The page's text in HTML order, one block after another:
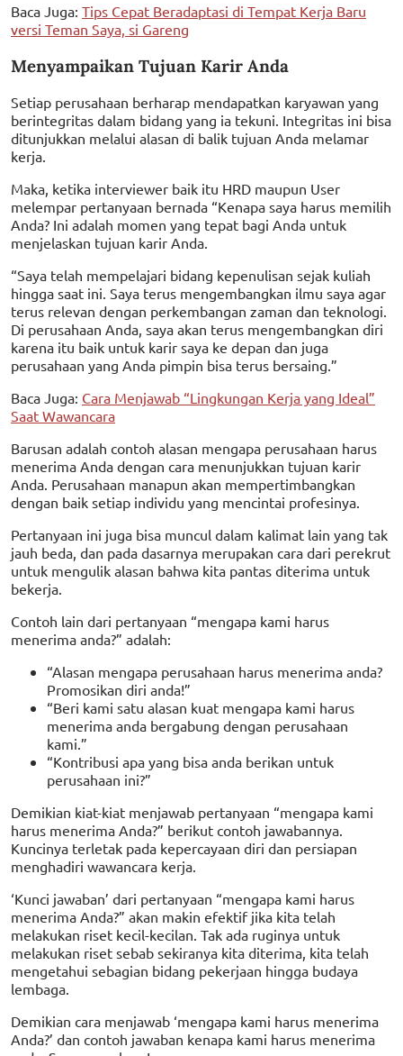
Baca Juga: Tips Cepat Beradaptasi di Tempat Kerja Baru
versi Teman Saya, si Gareng
Menyampaikan Tujuan Karir Anda
Setiap perusahaan berharap mendapatkan karyawan yang
berintegritas dalam bidang yang ia tekuni. Integritas ini bisa
ditunjukkan melalui alasan di balik tujuan Anda melamar
kerja.
Maka, ketika interviewer baik itu HRD maupun User
melempar pertanyaan bernada “Kenapa saya harus memilih
Anda? Ini adalah momen yang tepat bagi Anda untuk
menjelaskan tujuan karir Anda.
“Saya telah mempelajari bidang kepenulisan sejak kuliah
hingga saat ini. Saya terus mengembangkan ilmu saya agar
terus relevan dengan perkembangan zaman dan teknologi.
Di perusahaan Anda, saya akan terus mengembangkan diri
karena itu baik untuk karir saya ke depan dan juga
perusahaan yang Anda pimpin bisa terus bersaing.”
Baca Juga: Cara Menjawab “Lingkungan Kerja yang Ideal”
Saat Wawancara
Barusan adalah contoh alasan mengapa perusahaan harus
menerima Anda dengan cara menunjukkan tujuan karir
Anda. Perusahaan manapun akan mempertimbangkan
dengan baik setiap individu yang mencintai profesinya.
Pertanyaan ini juga bisa muncul dalam kalimat lain yang tak
jauh beda, dan pada dasarnya merupakan cara dari perekrut
untuk mengulik alasan bahwa kita pantas diterima untuk
bekerja.
Contoh lain dari pertanyaan “mengapa kami harus
menerima anda?” adalah:
“Alasan mengapa perusahaan harus menerima anda?
Promosikan diri anda!”
“Beri kami satu alasan kuat mengapa kami harus
menerima anda bergabung dengan perusahaan
kami.”
“Kontribusi apa yang bisa anda berikan untuk
perusahaan ini?”
Demikian kiat-kiat menjawab pertanyaan “mengapa kami
harus menerima Anda?” berikut contoh jawabannya.
Kuncinya terletak pada kepercayaan diri dan persiapan
menghadiri wawancara kerja.
‘Kunci jawaban’ dari pertanyaan “mengapa kami harus
menerima Anda?” akan makin efektif jika kita telah
melakukan riset kecil-kecilan. Tak ada ruginya untuk
melakukan riset sebab sekiranya kita diterima, kita telah
mengetahui sebagian bidang pekerjaan hingga budaya
lembaga.
Demikian cara menjawab ‘mengapa kami harus menerima
Anda?’ dan contoh jawaban kenapa kami harus menerima